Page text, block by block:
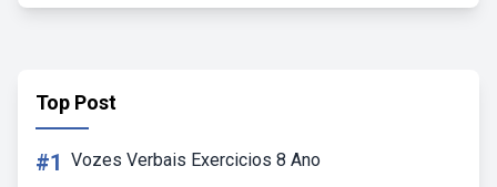
Top Post
#1 Vozes Verbais Exercicios 8 Ano